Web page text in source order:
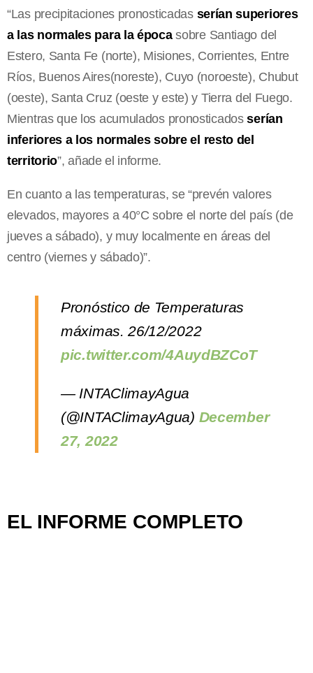
“Las precipitaciones pronosticadas serían superiores
a las normales para la épocasobre Santiago del
Estero, Santa Fe (norte), Misiones, Corrientes, Entre
Ríos, Buenos Aires(noreste), Cuyo (noroeste), Chubut
(oeste), Santa Cruz (oeste y este) y Tierra del Fuego.
Mientras que los acumulados pronosticadosserían
inferiores a los normales sobre el resto del
territorio”, añade el informe.
En cuanto a las temperaturas, se “prevén valores
elevados, mayores a 40°C sobre el norte del país (de
jueves a sábado), y muy localmente en áreas del
centro (viernes y sábado)”.
Pronóstico de Temperaturas
máximas. 26/12/2022
pic.twitter.com/4AuydBZCoT
— INTAClimayAgua
(@INTAClimayAgua) December
27, 2022
EL INFORME COMPLETO